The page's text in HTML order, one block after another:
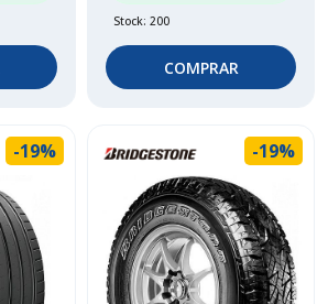
Stock: 200
COMPRAR
-19% -19%